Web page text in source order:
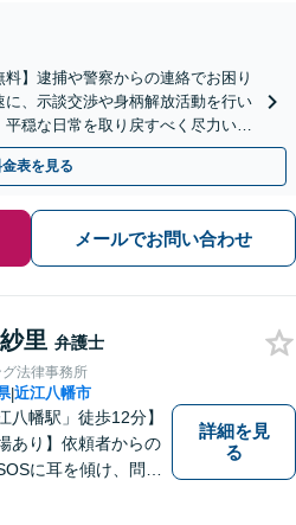
料】逮捕や警察からの連絡でお困り
、示談交渉や身柄解放活動を行い
穏な日常を取り戻すべく尽力いた
表を見る
メールでお問い合わせ
里 弁護士
グ法律事務所
|近江八幡市
八幡駅」徒歩12分】
あり】依頼者からの
に耳を傾け、問題
詳細を見
る